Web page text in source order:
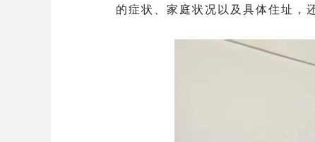
的症状、家庭状况以及具体住址，